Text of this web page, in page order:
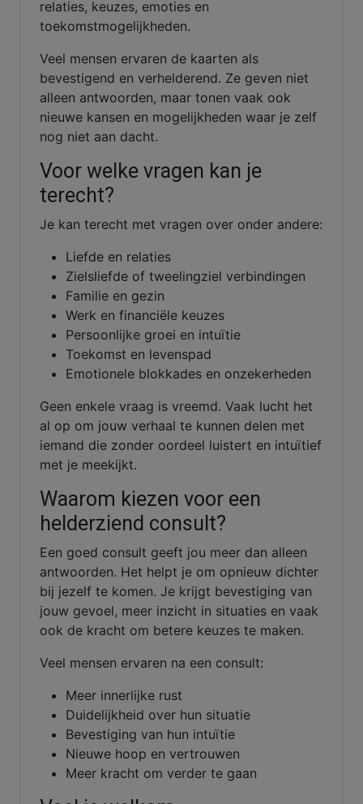
relaties, keuzes, emoties en
toekomstmogelijkheden.
Veel mensen ervaren de kaarten als
bevestigend en verhelderend. Ze geven niet
alleen antwoorden, maar tonen vaak ook
nieuwe kansen en mogelijkheden waar je zelf
nog niet aan dacht.
Voor welke vragen kan je
terecht?
Je kan terecht met vragen over onder andere:
Liefde en relaties
Zielsliefde of tweelingziel verbindingen
Familie en gezin
Werk en financiële keuzes
Persoonlijke groei en intuïtie
Toekomst en levenspad
Emotionele blokkades en onzekerheden
Geen enkele vraag is vreemd. Vaak lucht het
al op om jouw verhaal te kunnen delen met
iemand die zonder oordeel luistert en intuïtief
met je meekijkt.
Waarom kiezen voor een
helderziend consult?
Een goed consult geeft jou meer dan alleen
antwoorden. Het helpt je om opnieuw dichter
bij jezelf te komen. Je krijgt bevestiging van
jouw gevoel, meer inzicht in situaties en vaak
ook de kracht om betere keuzes te maken.
Veel mensen ervaren na een consult:
Meer innerlijke rust
Duidelijkheid over hun situatie
Bevestiging van hun intuïtie
Nieuwe hoop en vertrouwen
Meer kracht om verder te gaan